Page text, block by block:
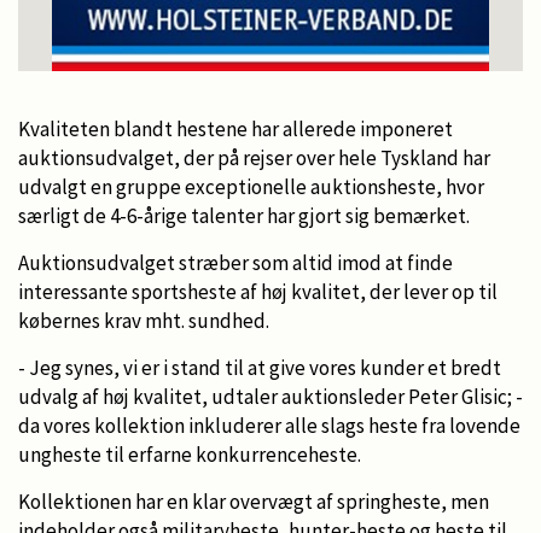
Kvaliteten blandt hestene har allerede imponeret
auktionsudvalget, der på rejser over hele Tyskland har
udvalgt en gruppe exceptionelle auktionsheste, hvor
særligt de 4-6-årige talenter har gjort sig bemærket.
Auktionsudvalget stræber som altid imod at finde
interessante sportsheste af høj kvalitet, der lever op til
købernes krav mht. sundhed.
- Jeg synes, vi er i stand til at give vores kunder et bredt
udvalg af høj kvalitet, udtaler auktionsleder Peter Glisic; -
da vores kollektion inkluderer alle slags heste fra lovende
ungheste til erfarne konkurrenceheste.
Kollektionen har en klar overvægt af springheste, men